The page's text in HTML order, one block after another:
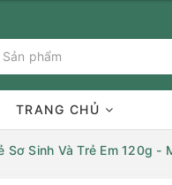
TRANG CHỦ
Sơ Sinh Và Trẻ Em 120g